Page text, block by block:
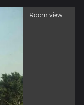
Room view